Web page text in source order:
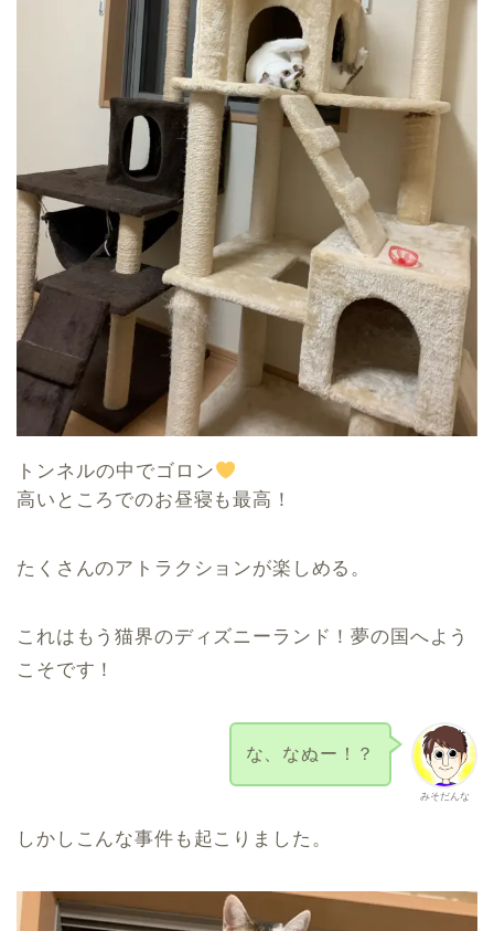
トンネルの中でゴロン
高いところでのお昼寝も最高！
たくさんのアトラクションが楽しめる。
これはもう猫界のディズニーランド！夢の国へよう
こそです！
みそだんな
な、なぬー！？
しかしこんな事件も起こりました。